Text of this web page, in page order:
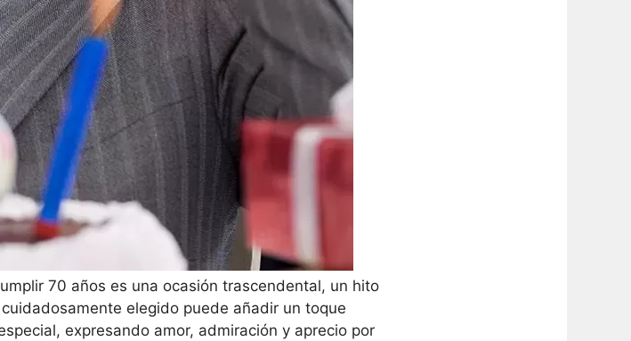
70 años es una ocasión trascendental, un hito
elegido puede añadir un toque
expresando amor, admiración y aprecio por